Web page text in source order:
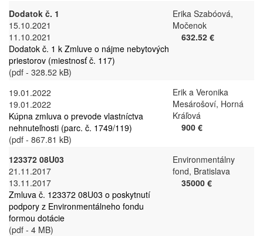
Dodatok č. 1
15.10.2021
11.10.2021
Dodatok č. 1 k Zmluve o nájme nebytových
priestorov (miestnosť č. 117)
(pdf - 328.52 kB)
Erika Szabóová,
Močenok
632.52 €
19.01.2022
19.01.2022
Kúpna zmluva o prevode vlastníctva
nehnuteľnosti (parc. č. 1749/119)
(pdf - 867.81 kB)
Erik a Veronika
Mesárošoví, Horná
Kráľová
900 €
123372 08U03
21.11.2017
13.11.2017
Zmluva č. 123372 08U03 o poskytnutí
podpory z Environmentálneho fondu
formou dotácie
(pdf - 4 MB)
Environmentálny
fond, Bratislava
35000 €